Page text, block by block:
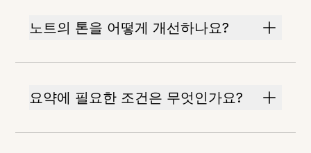
노트의 톤을 어떻게 개선하나요?
요약에 필요한 조건은 무엇인가요?